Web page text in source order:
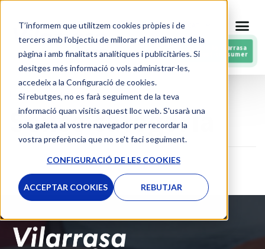
T’informem que utilitzem cookies pròpies i de
tercers amb l’objectiu de millorar el rendiment de la
pàgina i amb finalitats analítiques i publicitàries. Si
desitges més informació o vols administrar-les,
accedeix a la Configuració de cookies.
Si rebutges, no es farà seguiment de la teva
informació quan visitis aquest lloc web. S'usarà una
sola galeta al vostre navegador per recordar la
vostra preferència que no se't faci seguiment.
CONFIGURACIÓ DE LES COOKIES
ACCEPTAR COOKIES REBUTJAR
to
content
RESPIN by Vilarrasa
Fils post-consumer
Home»Sin categorizar
Sense categoria